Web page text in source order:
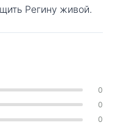
Регину живой.
0
0
0